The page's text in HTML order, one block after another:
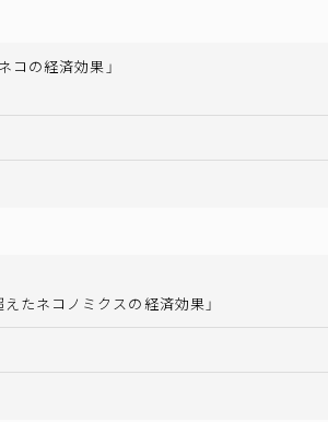
コの経済効果」
たネコノミクスの経済効果」